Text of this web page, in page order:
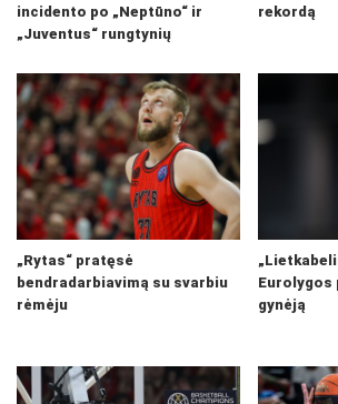
incidento po „Neptūno“ ir
„Juventus“ rungtynių
rekordą
„Rytas“ pratęsė
bendradarbiavimą su svarbiu
rėmėju
gynėją